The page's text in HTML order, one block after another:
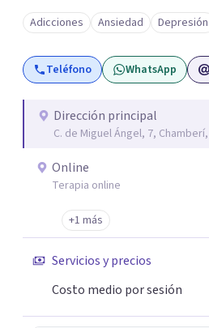
terapia te resultará de utilidad y
tus objetivos. Entre nuestras
terapia de pareja y sexual, así
problemas emocionales,
además con un servicio de
trabajo de "Terapia del Alma".
Adicciones Ansiedad Depresión
Teléfono WhatsApp
Dirección principal
C. de Miguel Ángel, 7,
Online
Terapia online
+1 más
Servicios y precios
Costo medio por sesión